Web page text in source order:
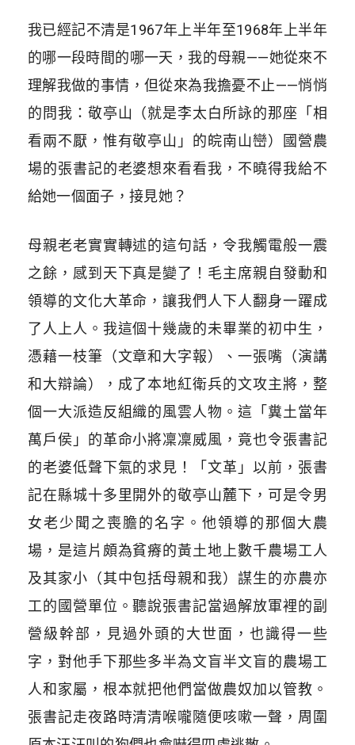
我已經記不清是1967年上半年至1968年上半年
的哪一段時間的哪一天，我的母親——她從來不
理解我做的事情，但從來為我擔憂不止——悄悄
的問我：敬亭山（就是李太白所詠的那座「相
看兩不厭，惟有敬亭山」的皖南山巒）國營農
場的張書記的老婆想來看看我，不曉得我給不
給她一個面子，接見她？
母親老老實實轉述的這句話，令我觸電般一震
之餘，感到天下真是變了！毛主席親自發動和
領導的文化大革命，讓我們人下人翻身一躍成
了人上人。我這個十幾歲的未畢業的初中生，
憑藉一枝筆（文章和大字報）、一張嘴（演講
和大辯論），成了本地紅衛兵的文攻主將，整
個一大派造反組織的風雲人物。這「糞土當年
萬戶侯」的革命小將凜凜威風，竟也令張書記
的老婆低聲下氣的求見！「文革」以前，張書
記在縣城十多里開外的敬亭山麓下，可是令男
女老少聞之喪膽的名字。他領導的那個大農
場，是這片頗為貧瘠的黃土地上數千農場工人
及其家小（其中包括母親和我）謀生的亦農亦
工的國營單位。聽說張書記當過解放軍裡的副
營級幹部，見過外頭的大世面，也識得一些
字，對他手下那些多半為文盲半文盲的農場工
人和家屬，根本就把他們當做農奴加以管教。
張書記走夜路時清清喉嚨隨便咳嗽一聲，周圍